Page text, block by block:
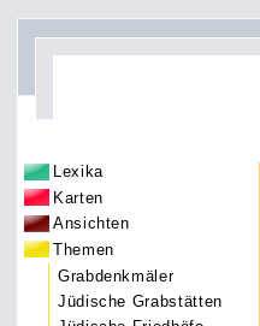
Lexika
Karten
Ansichten
Themen
Grabdenkmäler
Jüdische Grabstätten